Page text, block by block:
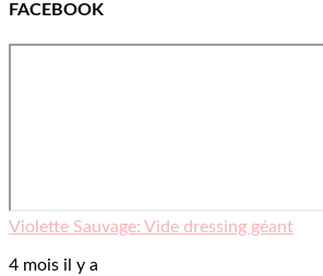
FACEBOOK
Violette Sauvage: Vide dressing géant
4 mois il y a